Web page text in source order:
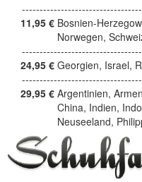
11,95 € Bosnien-
Norwegen,
24,95 € Georgien, Israel,
29,95 € Argentinien,
China, Indien,
Neuseeland,